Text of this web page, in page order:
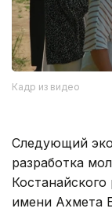
Кадр из видео
Следующий
разработка
имени Ахмета